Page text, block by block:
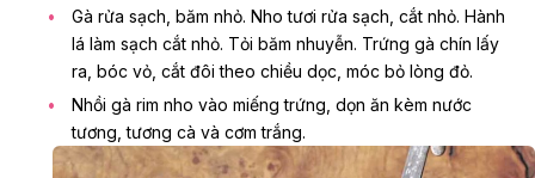
Gà rửa sạch, băm nhỏ. Nho tươi rửa sạch, cắt nhỏ. Hành
lá làm sạch cắt nhỏ. Tỏi băm nhuyễn. Trứng gà chín lấy
ra, bóc vỏ, cắt đôi theo chiều dọc, móc bỏ lòng đỏ.
Nhồi gà rim nho vào miếng trứng, dọn ăn kèm nước
tương, tương cà và cơm trắng.